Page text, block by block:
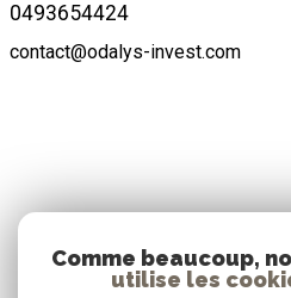
0493654424
contact@odalys-invest.com
Nous
Comme beaucoup,
utilise les